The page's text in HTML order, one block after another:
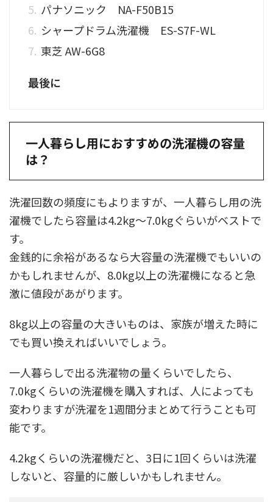
パナソニック NA-F50B15
シャープドラム洗濯機 ES-S7F-WL
東芝 AW-6G8
最後に
一人暮らし用におすすめの洗濯機の容量
は？
洗濯回数の頻度にもよりますが、 一人暮らし用の洗
濯機でしたら容量は4.2kg〜7.0kgぐらいがベストで
す。
金銭的に余裕があるなら大容量の洗濯機でもいいの
かもしれませんが、8.0kg以上の洗濯機になると急
激に値段があがります。
8kg以上の容量の大きいものは、家族が増えた時に
でも買い換えればいいでしょう。
一人暮らしで出る洗濯物の量くらいでしたら、
7.0kgくらいの洗濯機を購入すれば、人によっても
変わりますが洗濯を1週間分まとめて行うことも可
能です。
4.2kgくらいの洗濯機だと、3日に1回くらいは洗濯
しないと、容量的に厳しいかもしれません。